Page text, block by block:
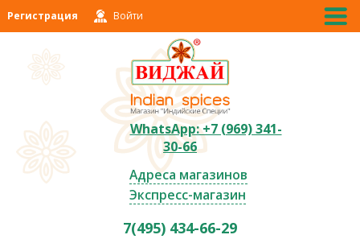
Регистрация Войти
WhatsApp: +7 (969) 341-
30-66
Адреса магазинов
Экспресс-магазин
7(495) 434-66-29